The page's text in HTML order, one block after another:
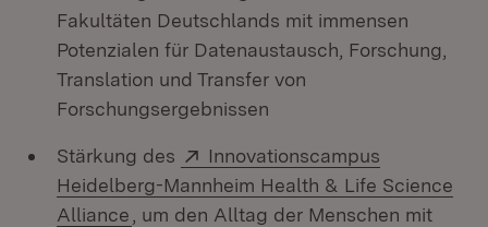
Fakultäten Deutschlands mit immensen
Potenzialen für Datenaustausch, Forschung,
Translation und Transfer von
Forschungsergebnissen
Stärkung des Extern:
Innovationscampus
Heidelberg-Mannheim Health & Life Science
Alliance (Öffnet in neuem Fenster)
, um den Alltag der Menschen mit